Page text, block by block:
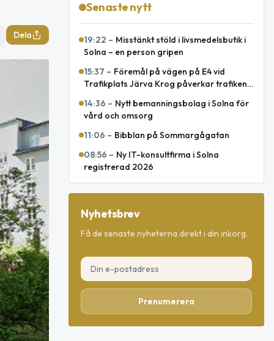
Dela
Senaste nytt
19:22 – Misstänkt stöld i livsmedelsbutik i
Solna – en person gripen
15:37 – Föremål på vägen på E4 vid
Trafikplats Järva Krog påverkar trafiken
14:36 – Nytt bemanningsbolag i Solna för
vård och omsorg
11:06 – Bibblan på Sommargågatan
08:56 – Ny IT-konsultfirma i Solna
registrerad 2026
Nyhetsbrev
Få de senaste nyheterna direkt i din inkorg.
Prenumerera